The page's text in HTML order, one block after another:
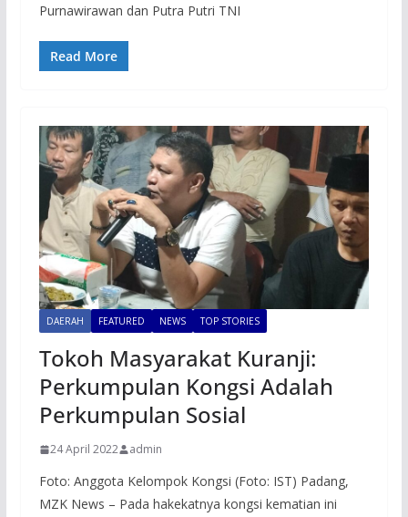
Purnawirawan dan Putra Putri TNI
Read More
DAERAH FEATURED NEWS TOP STORIES
Tokoh Masyarakat Kuranji:
Perkumpulan Kongsi Adalah
Perkumpulan Sosial
24 April 2022 admin
Foto: Anggota Kelompok Kongsi (Foto: IST) Padang,
MZK News – Pada hakekatnya kongsi kematian ini